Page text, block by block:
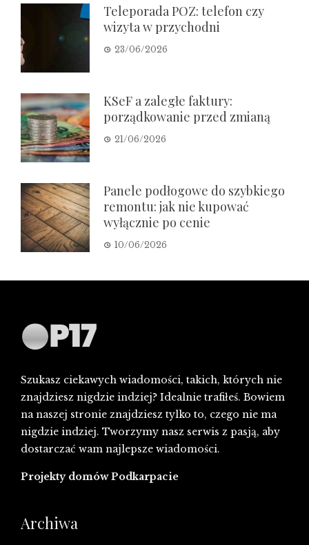
Teleporada POZ: telefon czy
wizyta w przychodni
23/06/2026
KSeF a zaległe faktury:
porządkowanie przed zmianą
21/06/2026
Panele podłogowe do szybkiego
remontu: jak nie kupować
wyłącznie po cenie
10/06/2026
Szukasz ciekawych wiadomości, takich, których nie
znajdziesz nigdzie indziej? Idealnie trafiłeś. Bowiem
na naszej stronie znajdziesz tylko to, czego nie ma
nigdzie indziej. Tworzymy nasz serwis z pasją, aby
dostarczać wam najlepsze wiadomości.
Projekty domów Podkarpacie
Archiwa